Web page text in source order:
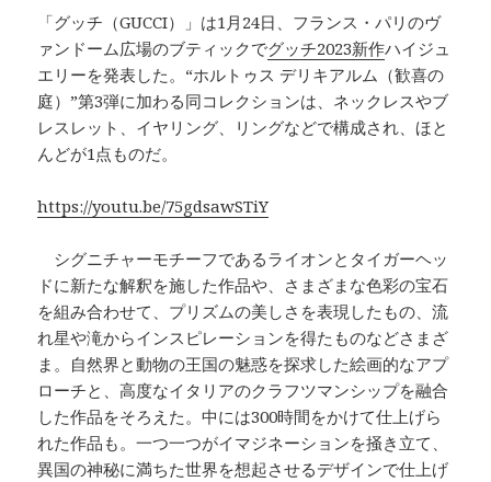
「グッチ（GUCCI）」は1月24日、フランス・パリのヴ
ァンドーム広場のブティックでグッチ2023新作ハイジュ
エリーを発表した。“ホルトゥス デリキアルム（歓喜の
庭）”第3弾に加わる同コレクションは、ネックレスやブ
レスレット、イヤリング、リングなどで構成され、ほと
んどが1点ものだ。
https://youtu.be/75gdsawSTiY
シグニチャーモチーフであるライオンとタイガーヘッ
ドに新たな解釈を施した作品や、さまざまな色彩の宝石
を組み合わせて、プリズムの美しさを表現したもの、流
れ星や滝からインスピレーションを得たものなどさまざ
ま。自然界と動物の王国の魅惑を探求した絵画的なアプ
ローチと、高度なイタリアのクラフツマンシップを融合
した作品をそろえた。中には300時間をかけて仕上げら
れた作品も。一つ一つがイマジネーションを掻き立て、
異国の神秘に満ちた世界を想起させるデザインで仕上げ